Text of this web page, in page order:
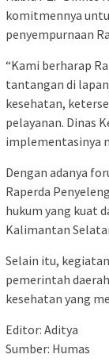
komitmennya
penyempurnaan
“Kami berharap
tantangan di
kesehatan,
pelayanan. Dinas
implementasinya
Dengan adanya
Raperda
hukum yang kuat
Kalimantan
Selain itu,
pemerintah
kesehatan yang
Editor: Aditya
Sumber: Humas